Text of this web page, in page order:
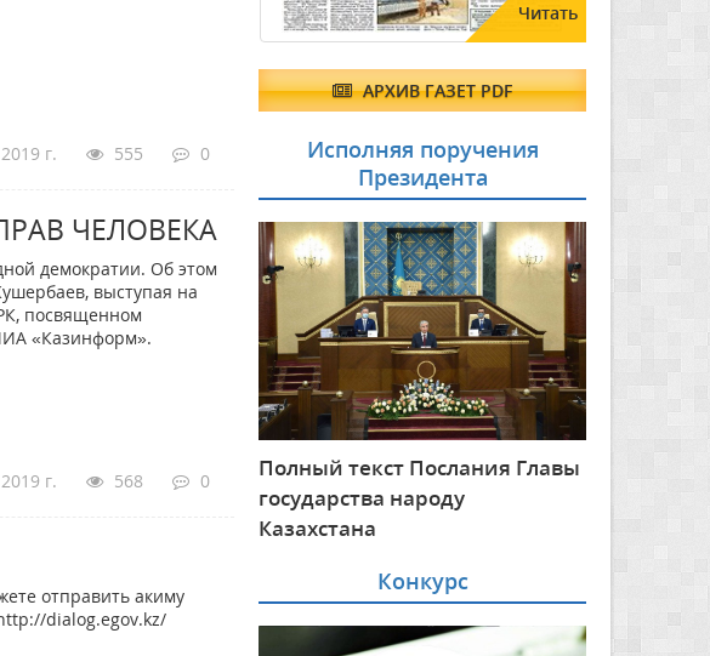
г. 555 0
ЧЕЛОВЕКА
демократии. Об этом
выступая на
посвященном
«Казинформ».
г. 568 0
отправить акиму
dialog.egov.kz/
Читать
АРХИВ ГАЗЕТ PDF
Исполняя поручения
Президента
Полный текст Послания Главы
государства народу
Казахстана
Конкурс